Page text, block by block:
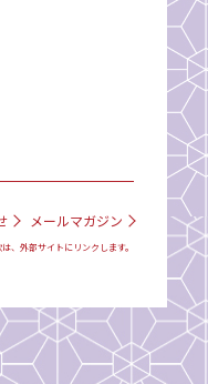
メールマガジン
、外部サイトにリンクします。